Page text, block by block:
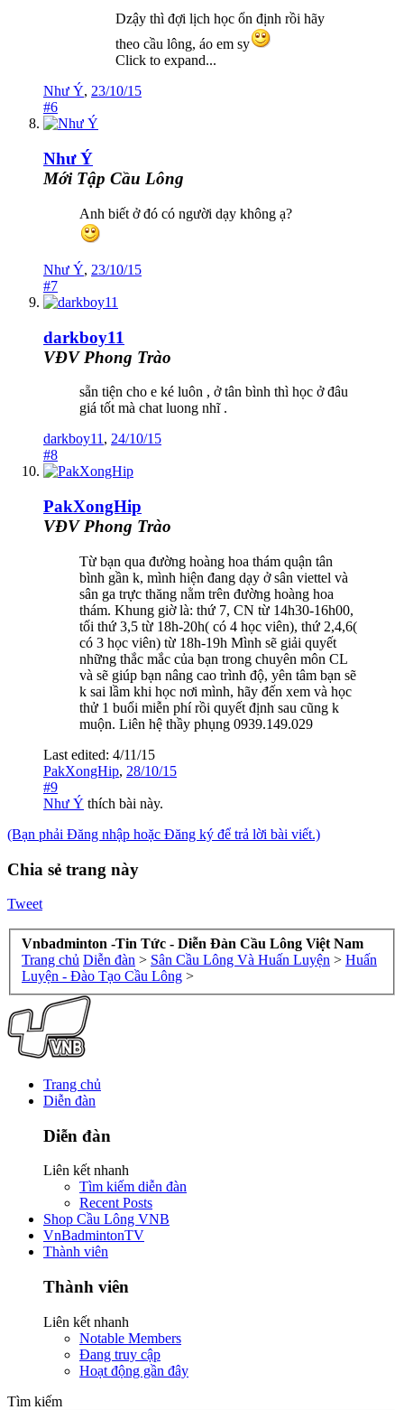
Dzậy thì đợi lịch học ổn định rồi hãy
theo cầu lông, áo em sy
Click to expand...
Như Ý, 23/10/15
#6
Như Ý
Mới Tập Cầu Lông
Anh biết ở đó có người dạy không ạ?
Như Ý, 23/10/15
#7
darkboy11
VĐV Phong Trào
sẵn tiện cho e ké luôn , ở tân bình thì học ở đâu
giá tốt mà chat luong nhĩ .
darkboy11 , 24/10/15
#8
PakXongHip
VĐV Phong Trào
Từ bạn qua đường hoàng hoa thám quận tân
bình gần k, mình hiện đang dạy ở sân viettel và
sân ga trực thăng nằm trên đường hoàng hoa
thám. Khung giờ là: thứ 7, CN từ 14h30-16h00,
tối thứ 3,5 từ 18h-20h( có 4 học viên), thứ 2,4,6(
có 3 học viên) từ 18h-19h Mình sẽ giải quyết
những thắc mắc của bạn trong chuyên môn CL
và sẽ giúp bạn nâng cao trình độ, yên tâm bạn sẽ
k sai lầm khi học nơi mình, hãy đến xem và học
thử 1 buổi miễn phí rồi quyết định sau cũng k
muộn. Liên hệ thầy phụng 0939.149.029
Last edited: 4/11/15
PakXongHip, 28/10/15
#9
Như Ý thích bài này.
(Bạn phải Đăng nhập hoặc Đăng ký để trả lời bài viết.)
Chia sẻ trang này
Tweet
Vnbadminton -Tin Tức - Diễn Đàn Cầu Lông Việt Nam
Trang chủ Diễn đàn > Sân Cầu Lông Và Huấn Luyện > Huấn
Luyện - Đào Tạo Cầu Lông >
Trang chủ
Diễn đàn
Diễn đàn
Liên kết nhanh
Tìm kiếm diễn đàn
Recent Posts
Shop Cầu Lông VNB
VnBadmintonTV
Thành viên
Thành viên
Liên kết nhanh
Notable Members
Đang truy cập
Hoạt động gần đây
Tìm kiếm